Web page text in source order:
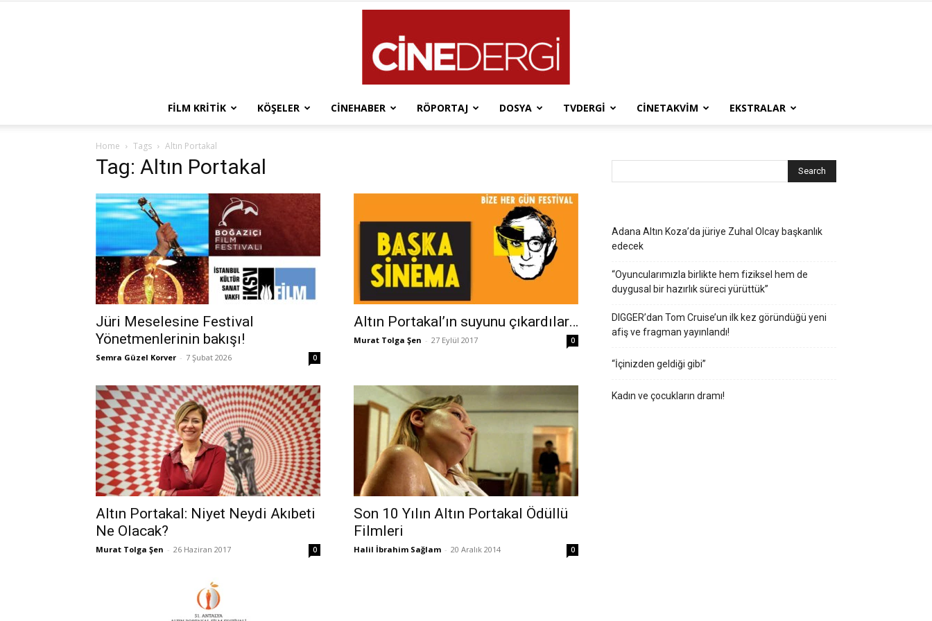
FILM KRITIK KÖŞELER CINEHABER RÖPORTAJ DOSYA TVDERGI CINETAKVIM EKSTRALAR
Home Tags Altın Portakal
Tag: Altın Portakal
Jüri Meselesine Festival
Yönetmenlerinin bakışı!
Semra Güzel Korver - 7 Şubat 2026 0
Altın Portakal’ın suyunu çıkardılar…
Murat Tolga Şen - 27 Eylül 2017 0
Altın Portakal: Niyet Neydi Akıbeti
Ne Olacak?
Murat Tolga Şen - 26 Haziran 2017 0
Son 10 Yılın Altın Portakal Ödüllü
Filmleri
Halil İbrahim Sağlam - 20 Aralık 2014 0
Adana Altın Koza’da jüriye Zuhal Olcay başkanlık
edecek
“Oyuncularımızla birlikte hem fiziksel hem de
duygusal bir hazırlık süreci yürüttük”
DIGGER’dan Tom Cruise’un ilk kez göründüğü yeni
afiş ve fragman yayınlandı!
“İçinizden geldiği gibi”
Kadın ve çocukların dramı!